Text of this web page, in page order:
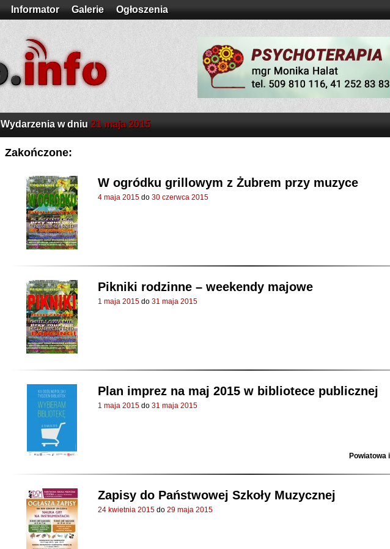
Informator Galerie Ogłoszenia
Wydarzenia w dniu 21 maja 2015
Zakończone:
W ogródku grillowym z Żubrem przy muzyce
4 maja 2015 do 30 czerwca 2015
Pikniki rodzinne – weekendy majowe
1 maja 2015 do 31 maja 2015
Plan imprez na maj 2015 w bibliotece publicznej
1 maja 2015 do 31 maja 2015
Powiatowa
Zapisy do Państwowej Szkoły Muzycznej
24 kwietnia 2015 do 29 maja 2015